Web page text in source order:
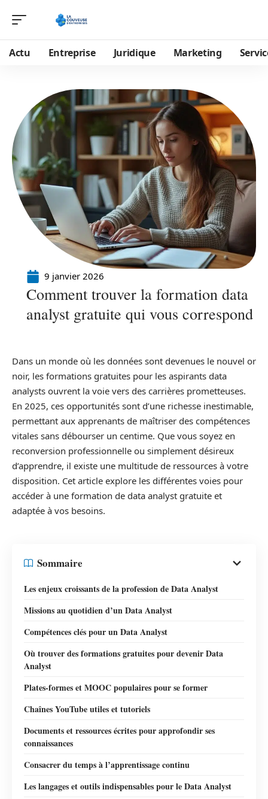
Actu Entreprise Juridique Marketing
9 janvier 2026
Comment trouver la formation data
analyst gratuite qui vous correspond
Dans un monde où les données sont devenues le nouvel or
noir, les formations gratuites pour les aspirants data
analysts ouvrent la voie vers des carrières prometteuses.
En 2025, ces opportunités sont d’une richesse inestimable,
permettant aux apprenants de maîtriser des compétences
vitales sans débourser un centime. Que vous soyez en
reconversion professionnelle ou simplement désireux
d’apprendre, il existe une multitude de ressources à votre
disposition. Cet article explore les différentes voies pour
accéder à une formation de data analyst gratuite et
adaptée à vos besoins.
Sommaire
Les enjeux croissants de la profession de Data Analyst
Missions au quotidien d’un Data Analyst
Compétences clés pour un Data Analyst
Où trouver des formations gratuites pour devenir Data
Analyst
Plates-formes et MOOC populaires pour se former
Chaînes YouTube utiles et tutoriels
Documents et ressources écrites pour approfondir ses
connaissances
Consacrer du temps à l’apprentissage continu
Les langages et outils indispensables pour le Data Analyst